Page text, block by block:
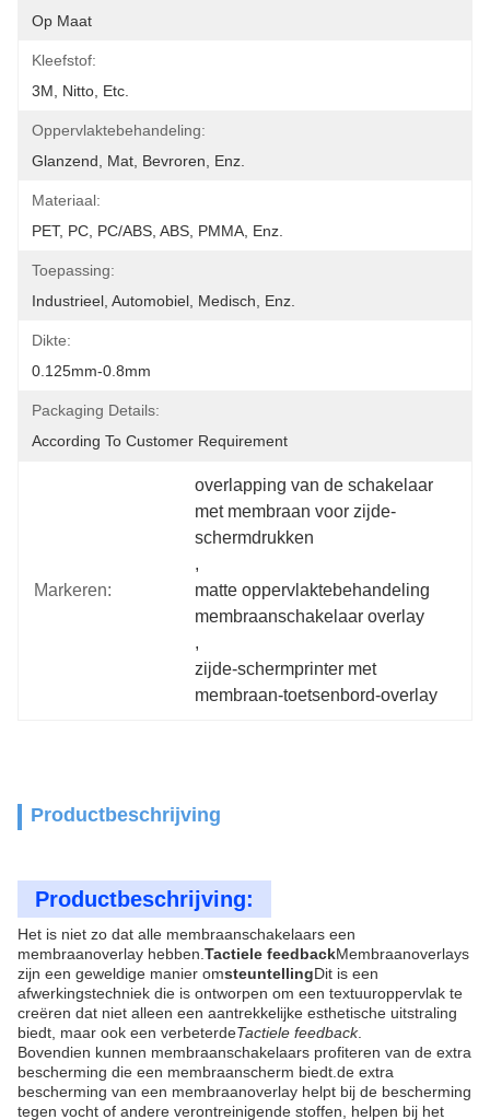
Op Maat
Kleefstof:
3M, Nitto, Etc.
Oppervlaktebehandeling:
Glanzend, Mat, Bevroren, Enz.
Materiaal:
PET, PC, PC/ABS, ABS, PMMA, Enz.
Toepassing:
Industrieel, Automobiel, Medisch, Enz.
Dikte:
0.125mm-0.8mm
Packaging Details:
According To Customer Requirement
Markeren:
overlapping van de schakelaar
met membraan voor zijde-
schermdrukken
,
matte oppervlaktebehandeling
membraanschakelaar overlay
,
zijde-schermprinter met
membraan-toetsenbord-overlay
Productbeschrijving
Productbeschrijving:
Het is niet zo dat alle membraanschakelaars een
membraanoverlay hebben. Tactiele feedbackMembraanoverlays
zijn een geweldige manier omsteuntellingDit is een
afwerkingstechniek die is ontworpen om een textuuroppervlak te
creëren dat niet alleen een aantrekkelijke esthetische uitstraling
biedt, maar ook een verbeterdeTactiele feedback.
Bovendien kunnen membraanschakelaars profiteren van de extra
bescherming die een membraanscherm biedt.de extra
bescherming van een membraanoverlay helpt bij de bescherming
tegen vocht of andere verontreinigende stoffen, helpen bij het